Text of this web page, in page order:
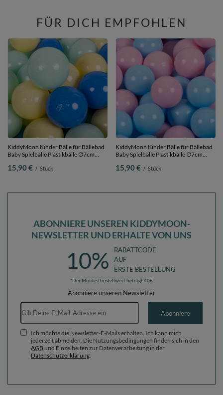
FÜR DICH EMPFOHLEN
KiddyMoon Kinder Bälle für Bällebad
Baby Spielbälle Plastikbälle ∅7cm
50 Bälle/7cm
15,90 € / Stück
KiddyMoon Kinder Bälle für Bällebad
Baby Spielbälle Plastikbälle ∅7cm
Bälle/7cm
15,90 € / Stück
ABONNIERE UNSEREN KIDDYMOON-
NEWSLETTER UND ERHALTE VON UNS
10%
RABATTCODE
AUF
ERSTE BESTELLUNG
*Der Mindestbestellwert beträgt 40€
Abonniere unseren Newsletter
E-Mail-Adresse
Abonniere
Ich möchte die Newsletter-E-Mails erhalten. Ich kann mich
jederzeit abmelden. Die Nutzungsbedingungen finden sich in den
AGB und Einzelheiten zur Datenverarbeitung in der
Datenschutzerklärung